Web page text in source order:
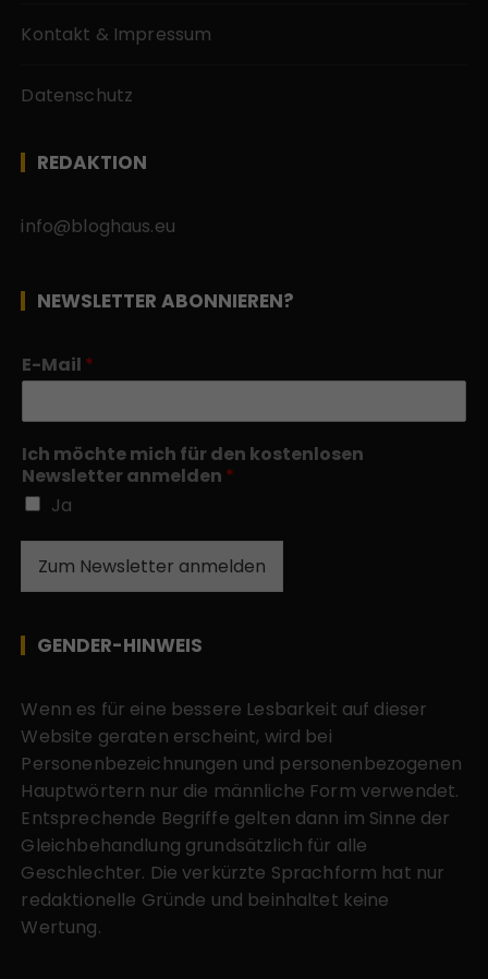
Kontakt & Impressum
Datenschutz
REDAKTION
info@bloghaus.eu
NEWSLETTER ABONNIEREN?
E-Mail *
Ich möchte mich für den kostenlosen
Newsletter anmelden *
Ja
Zum Newsletter anmelden
GENDER-HINWEIS
Wenn es für eine bessere Lesbarkeit auf dieser
Website geraten erscheint, wird bei
Personenbezeichnungen und personenbezogenen
Hauptwörtern nur die männliche Form verwendet.
Entsprechende Begriffe gelten dann im Sinne der
Gleichbehandlung grundsätzlich für alle
Geschlechter. Die verkürzte Sprachform hat nur
redaktionelle Gründe und beinhaltet keine
Wertung.